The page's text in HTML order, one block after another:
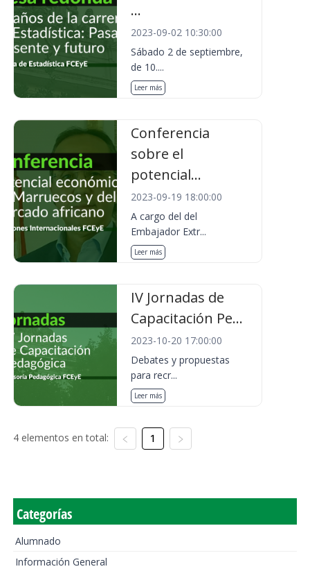
...
2023-09-02 10:30:00
Sábado 2 de septiembre,
de 10....
Leer más
Conferencia
sobre el
potencial...
2023-09-19 18:00:00
A cargo del del
Embajador Extr...
Leer más
IV Jornadas de
Capacitación Pe...
2023-10-20 17:00:00
Debates y propuestas
para recr...
Leer más
4 elementos en total: 1
Categorías
Alumnado
Información General